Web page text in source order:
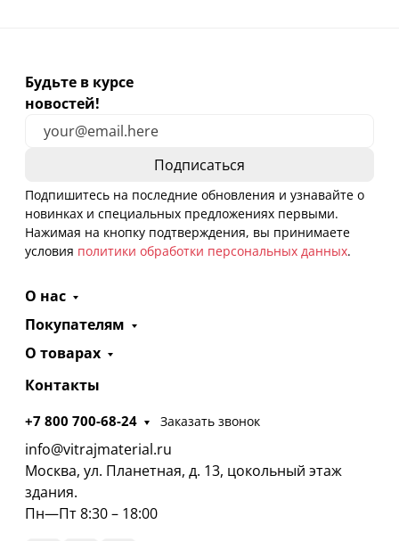
Будьте в курсе
новостей!
Подпишитесь на последние обновления и узнавайте о
новинках и специальных предложениях первыми.
Нажимая на кнопку подтверждения, вы принимаете
условия политики обработки персональных данных.
О нас
Покупателям
О товарах
Контакты
+7 800 700-68-24 Заказать звонок
info@vitrajmaterial.ru
Москва, ул. Планетная, д. 13, цокольный этаж
здания.
Пн—Пт 8:30 – 18:00